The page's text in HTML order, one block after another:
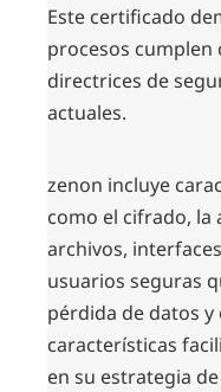
Este certificado
procesos cumplen
directrices de
actuales.
zenon incluye
como el cifrado, la
archivos,
usuarios seguras
pérdida de datos y
características
en su estrategia